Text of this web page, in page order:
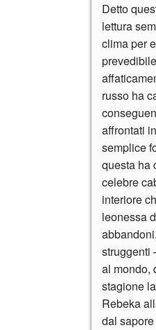
Detto
lettura
clima per
russo ha
affrontati
semplice
questa ha
celebre
interiore
leonessa
struggenti
al mondo,
stagione
Rebeka
dal